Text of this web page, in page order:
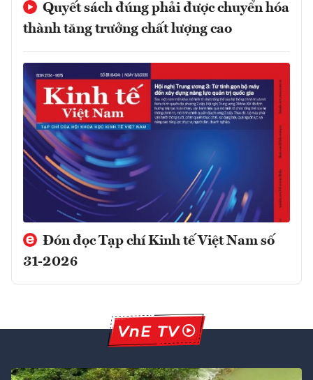
Quyết sách đúng phải được chuyển hóa
thành tăng trưởng chất lượng cao
Đón đọc Tạp chí Kinh tế Việt Nam số
31-2026